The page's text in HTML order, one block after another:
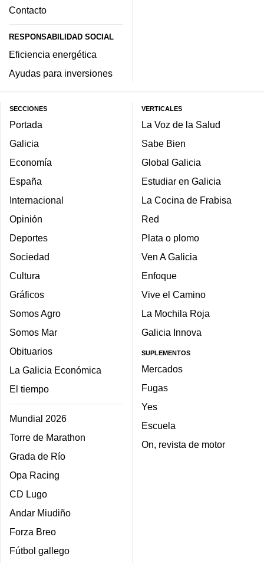
Contacto
RESPONSABILIDAD SOCIAL
Eficiencia energética
Ayudas para inversiones
SECCIONES
Portada
Galicia
Economía
España
Internacional
Opinión
Deportes
Sociedad
Cultura
Gráficos
Somos Agro
Somos Mar
Obituarios
La Galicia Económica
El tiempo
Mundial 2026
Torre de Marathon
Grada de Río
Opa Racing
CD Lugo
Andar Miudiño
Forza Breo
Fútbol gallego
VERTICALES
La Voz de la Salud
Sabe Bien
Global Galicia
Estudiar en Galicia
La Cocina de Frabisa
Red
Plata o plomo
Ven A Galicia
Enfoque
Vive el Camino
La Mochila Roja
Galicia Innova
SUPLEMENTOS
Mercados
Fugas
Yes
Escuela
On, revista de motor